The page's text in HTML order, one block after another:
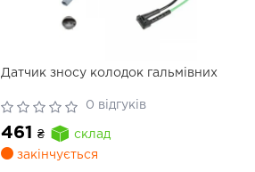
Датчик зносу колодок гальмівних
0 відгуків
461₴
склад
закінчується